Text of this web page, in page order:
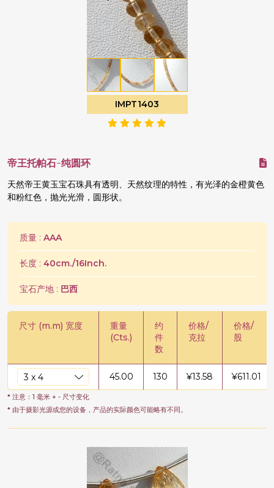
IMPT1403
帝王托帕石-纯圆环
天然帝王黄玉宝石珠具有透明、天然纹理的特性，有光泽的金橙黄色
和粉红色，抛光光滑，圆形状。
质量 : AAA
长度 : 40cm./16Inch.
宝石产地 : 巴西
尺寸 (m.m) 宽度
重量
(Cts.)
约
件
数
价格/
克拉
价格/
股
45.00 130 ¥13.58 ¥611.01
* 注意：1 毫米 + - 尺寸变化
* 由于摄影光源或您的设备，产品的实际颜色可能略有不同。